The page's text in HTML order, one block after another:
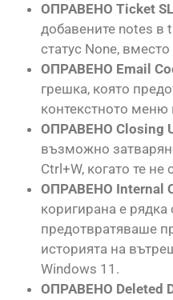
ОПРАВЕНО Ticket
добавените notes в
статус None,
ОПРАВЕНО Email
грешка, която
контекстното меню
ОПРАВЕНО Closing
възможно
Ctrl+W, когато те не
ОПРАВЕНО Internal
коригирана е рядка
предотвратяваше
историята на
Windows 11.
ОПРАВЕНО Deleted